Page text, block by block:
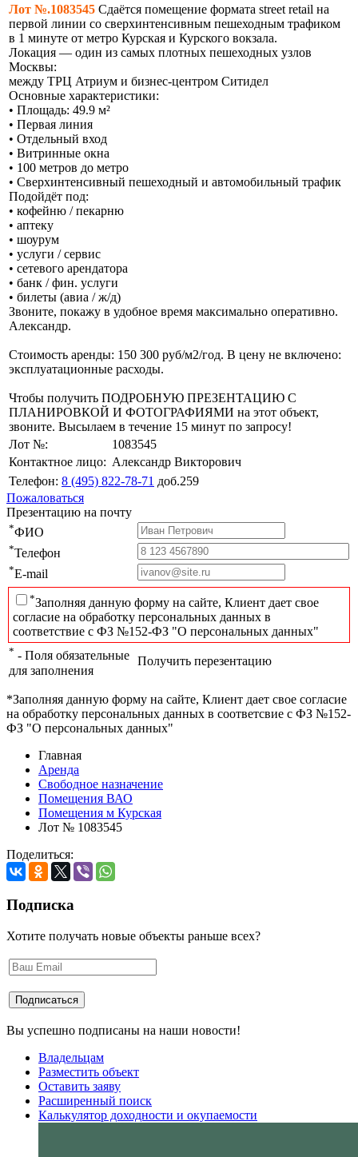
Лот №.1083545 Сдаётся помещение формата street retail на
первой линии со сверхинтенсивным пешеходным трафиком
в 1 минуте от метро Курская и Курского вокзала.
Локация — один из самых плотных пешеходных узлов
Москвы:
между ТРЦ Атриум и бизнес-центром Ситидел
Основные характеристики:
• Площадь: 49.9 м²
• Первая линия
• Отдельный вход
• Витринные окна
• 100 метров до метро
• Сверхинтенсивный пешеходный и автомобильный трафик
Подойдёт под:
• кофейню / пекарню
• аптеку
• шоурум
• услуги / сервис
• сетевого арендатора
• банк / фин. услуги
• билеты (авиа / ж/д)
Звоните, покажу в удобное время максимально оперативно.
Александр.
Стоимость аренды: 150 300 руб/м2/год. В цену не включено:
эксплуатационные расходы.
Чтобы получить ПОДРОБНУЮ ПРЕЗЕНТАЦИЮ С
ПЛАНИРОВКОЙ И ФОТОГРАФИЯМИ на этот объект,
звоните. Высылаем в течение 15 минут по запросу!
Лот №:
1083545
Контактное лицо: Александр Викторович
Телефон: 8 (495) 822-78-71 доб.259
Пожаловаться
Презентацию на почту
*ФИО
*Телефон
*E-mail
*Заполняя данную форму на сайте, Клиент дает свое
согласие на обработку персональных данных в
соответствие с ФЗ №152-ФЗ "О персональных данных"
* - Поля обязательные
для заполнения
Получить перезентацию
*Заполняя данную форму на сайте, Клиент дает свое согласие
на обработку персональных данных в соответсвие с ФЗ №152-
ФЗ "О персональных данных"
Главная
Аренда
Свободное назначение
Помещения ВАО
Помещения м Курская
Лот № 1083545
Поделиться:
Подписка
Хотите получать новые объекты раньше всех?
Вы успешно подписаны на наши новости!
Владельцам
Разместить объект
Оставить заяву
Расширенный поиск
Калькулятор доходности и окупаемости